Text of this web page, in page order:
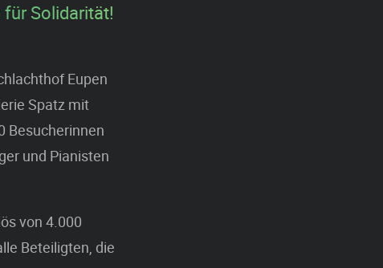
Solidarität!
Eupen
Spatz mit
Besucherinnen
und Pianisten
von 4.000
Beteiligten, die